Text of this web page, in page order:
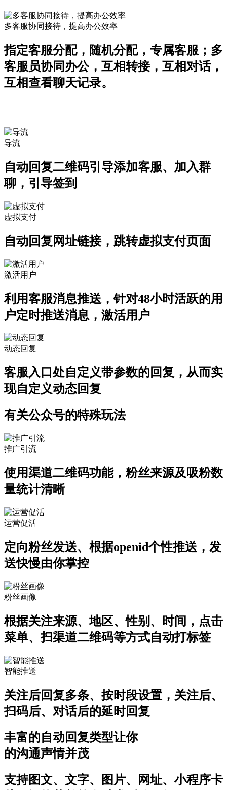
多客服协同接待，提高办公效率
指定客服分配，随机分配，专属客服；多
客服员协同办公，互相转接，互相对话，
互相查看聊天记录。
导流
自动回复二维码引导添加客服、加入群
聊，引导签到
虚拟支付
自动回复网址链接，跳转虚拟支付页面
激活用户
利用客服消息推送，针对48小时活跃的用
户定时推送消息，激活用户
动态回复
客服入口处自定义带参数的回复，从而实
现自定义动态回复
有关公众号的特殊玩法
推广引流
使用渠道二维码功能，粉丝来源及吸粉数
量统计清晰
运营促活
定向粉丝发送、根据openid个性推送，发
送快慢由你掌控
粉丝画像
根据关注来源、地区、性别、时间，点击
菜单、扫渠道二维码等方式自动打标签
智能推送
关注后回复多条、按时段设置，关注后、
扫码后、对话后的延时回复
丰富的自动回复类型让你
的沟通声情并茂
支持图文、文字、图片、网址、小程序卡